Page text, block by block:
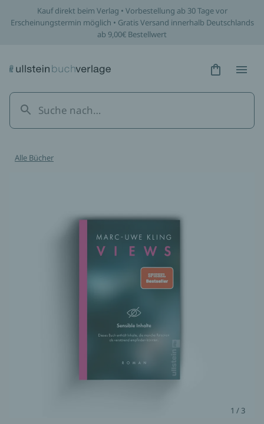
Kauf direkt beim Verlag • Vorbestellung ab 30 Tage vor
Erscheinungstermin möglich • Gratis Versand innerhalb Deutschlands
ab 9,00€ Bestellwert
Hidden
Alle Bücher
1 / 3